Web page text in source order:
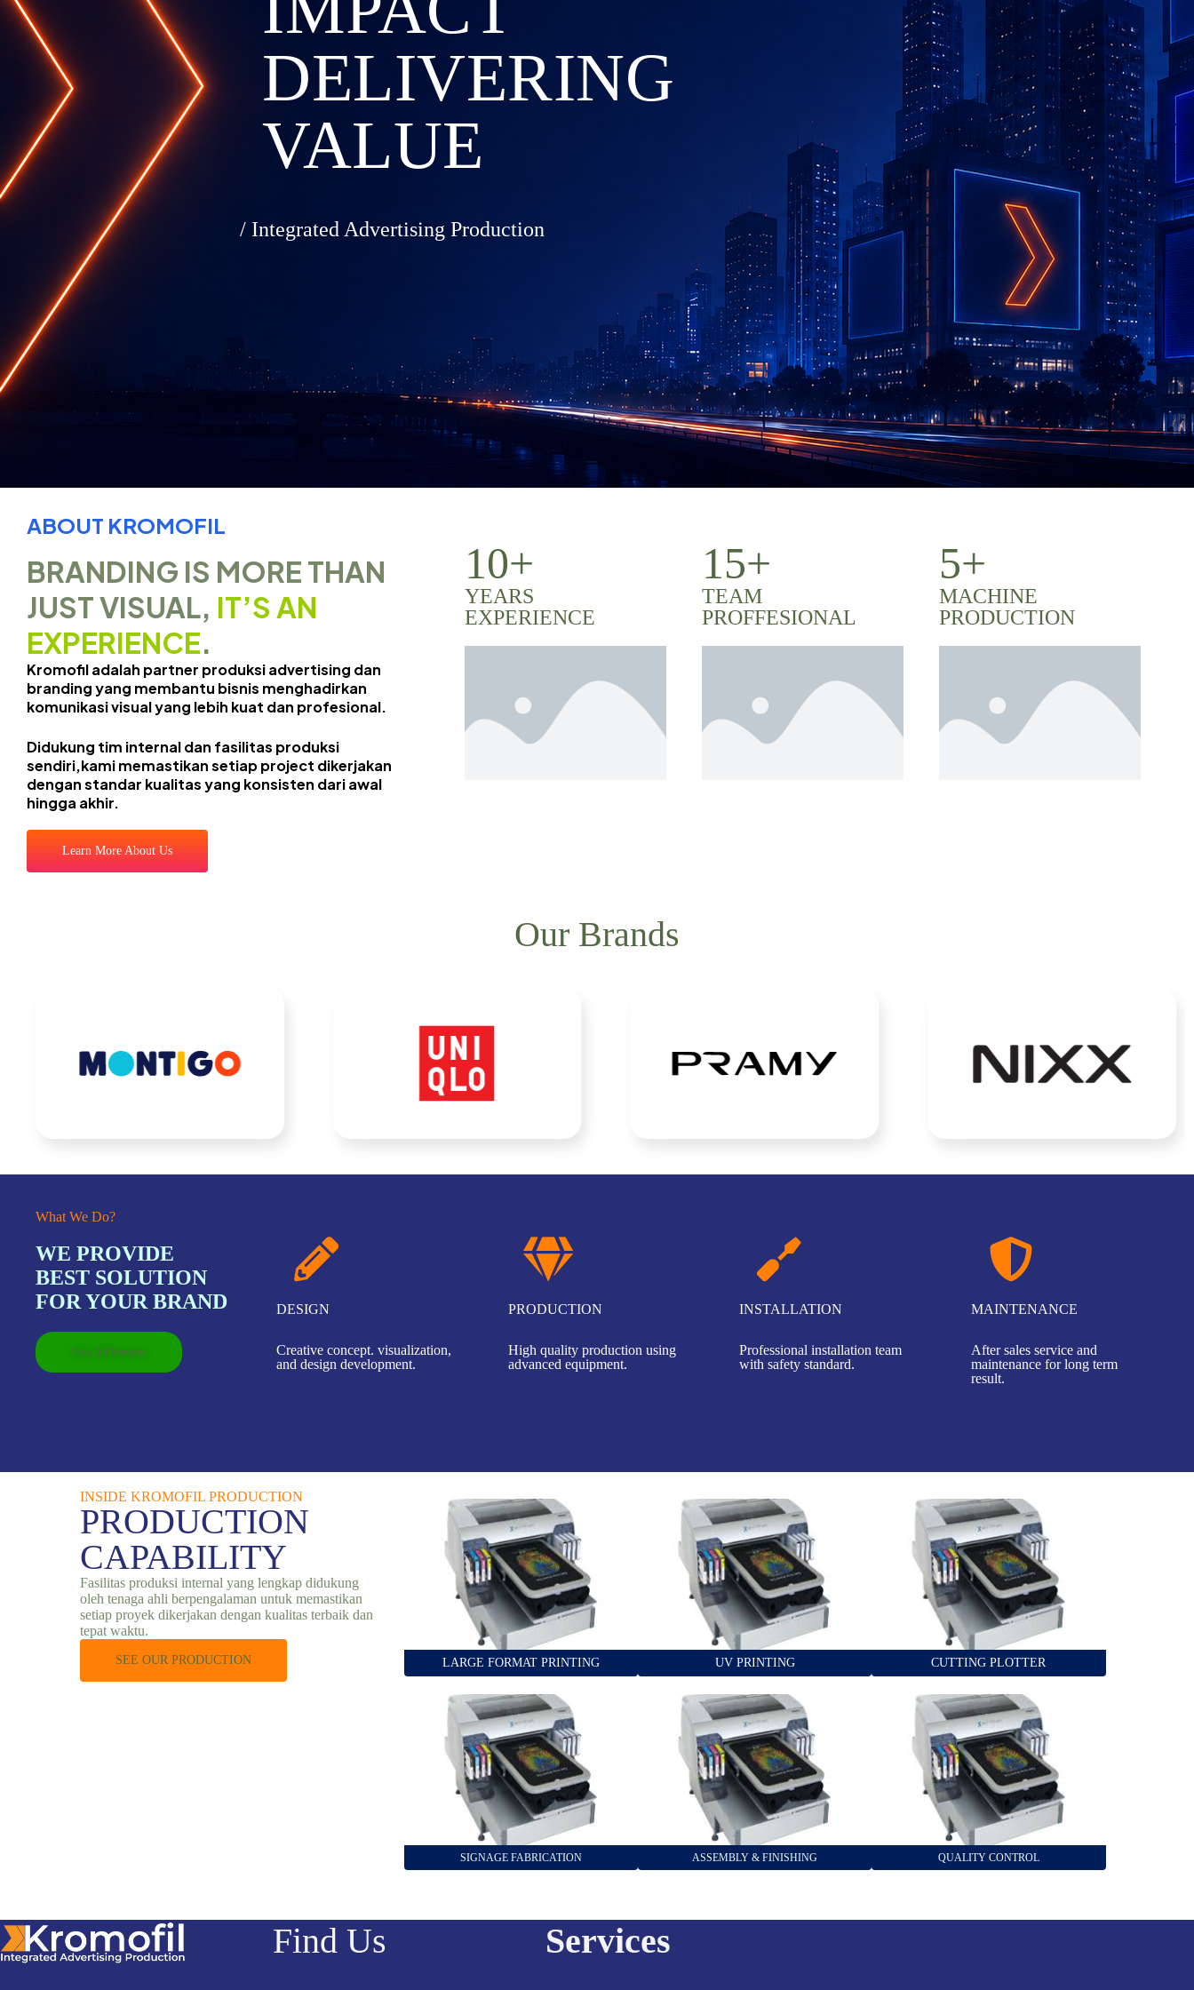
DELIVERING
VALUE
/ Integrated Advertising Production
ABOUT KROMOFIL
BRANDING IS MORE THAN
JUST VISUAL, IT’S AN
EXPERIENCE.
Kromofil adalah partner produksi advertising dan
branding yang membantu bisnis menghadirkan
komunikasi visual yang lebih kuat dan profesional.
Didukung tim internal dan fasilitas produksi
sendiri,kami memastikan setiap project dikerjakan
dengan standar kualitas yang konsisten dari awal
hingga akhir.
Learn More About Us
5+
MACHINE
PRODUCTION
15+
TEAM
PROFFESIONAL
10+
YEARS
EXPERIENCE
Our Brands
MAINTENANCE
After sales service and
maintenance for long term
result.
INSTALLATION
Professional installation team
with safety standard.
PRODUCTION
High quality production using
advanced equipment.
DESIGN
Creative concept. visualization,
and design development.
What We Do?
WE PROVIDE
BEST SOLUTION
FOR YOUR BRAND
View All Services
INSIDE KROMOFIL PRODUCTION
PRODUCTION
CAPABILITY​
Fasilitas produksi internal yang lengkap didukung
oleh tenaga ahli berpengalaman untuk memastikan
setiap proyek dikerjakan dengan kualitas terbaik dan
tepat waktu.
SEE OUR PRODUCTION LARGE FORMAT PRINTING UV PRINTING CUTTING PLOTTER
SIGNAGE FABRICATION ASSEMBLY & FINISHING QUALITY CONTROL
Find Us Services